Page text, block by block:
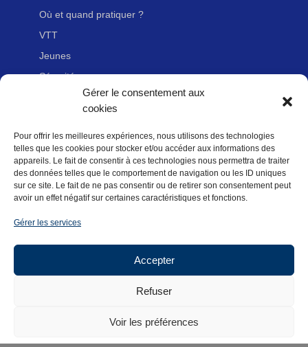
Gérer le consentement aux
cookies
Pour offrir les meilleures expériences, nous utilisons des technologies
telles que les cookies pour stocker et/ou accéder aux informations des
appareils. Le fait de consentir à ces technologies nous permettra de traiter
des données telles que le comportement de navigation ou les ID uniques
sur ce site. Le fait de ne pas consentir ou de retirer son consentement peut
avoir un effet négatif sur certaines caractéristiques et fonctions.
Gérer les services
Accepter
Refuser
Voir les préférences
Où et quand pratiquer ?
VTT
Jeunes
Sécurité
LIENS UTILES
Adhérer à la Fédération Française de cyclotourisme
Nous contacter
Newsletter
Mentions légales
Politique des données personnelles
Politique de cookies (UE)